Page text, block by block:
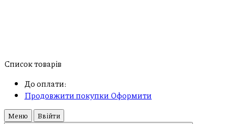
Список товарів
До оплати:
Продовжити покупкиОформити
Меню Ввійти